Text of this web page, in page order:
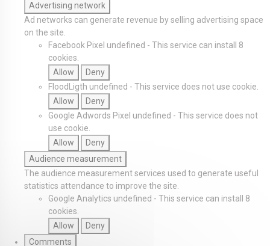
Advertising network
Ad networks can generate revenue by selling advertising space
on the site.
Facebook Pixel undefined - This service can install 8
cookies.
Allow
Deny
FloodLigth undefined - This service does not use cookie.
Allow
Deny
Google Adwords Pixel undefined - This service does not
use cookie.
Allow
Deny
Audience measurement
The audience measurement services used to generate useful
statistics attendance to improve the site.
Google Analytics undefined - This service can install 8
cookies.
Allow
Deny
Comments